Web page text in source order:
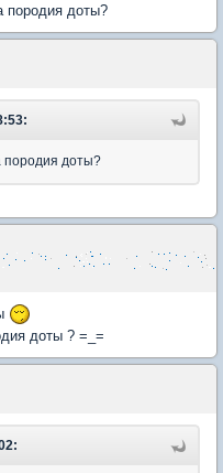
породия доты?
породия доты?
доты ? =_=